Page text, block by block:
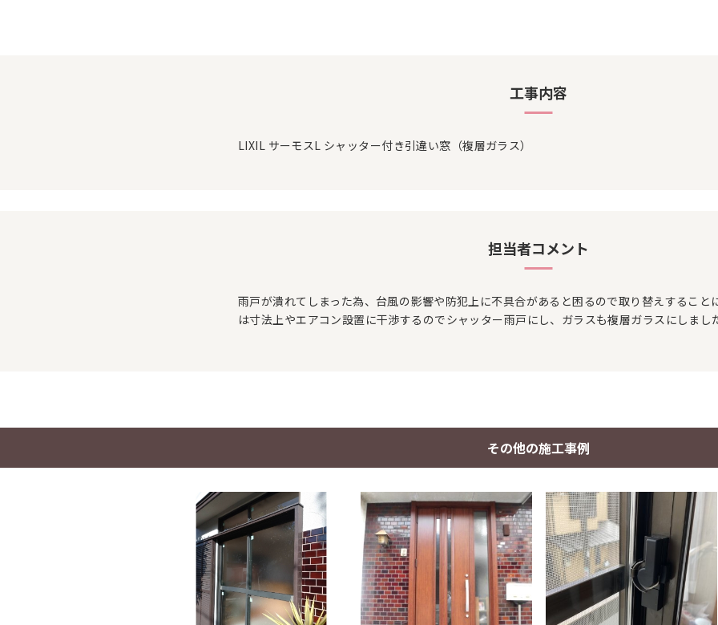
工事内容
LIXIL サーモスL シャッター付き引違い窓（複層ガラス）
担当者コメント
雨戸が潰れてしまった為、台風の影響や防犯上に不具合があると困るので取り替えすること
は寸法上やエアコン設置に干渉するのでシャッター雨戸にし、ガラスも複層ガラスにしまし
その他の施工事例